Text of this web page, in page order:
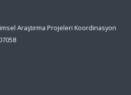
Araştırma Projeleri Koordinasyon